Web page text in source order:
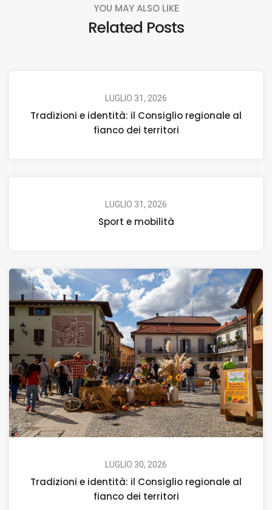
YOU MAY ALSO LIKE
Related Posts
LUGLIO 31, 2026
Tradizioni e identità: il Consiglio regionale al
fianco dei territori
LUGLIO 31, 2026
Sport e mobilità
LUGLIO 30, 2026
Tradizioni e identità: il Consiglio regionale al
fianco dei territori